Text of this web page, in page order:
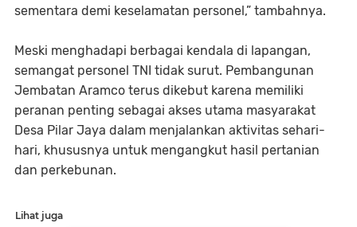
sementara demi keselamatan personel,” tambahnya.
Meski menghadapi berbagai kendala di lapangan,
semangat personel TNI tidak surut. Pembangunan
Jembatan Aramco terus dikebut karena memiliki
peranan penting sebagai akses utama masyarakat
Desa Pilar Jaya dalam menjalankan aktivitas sehari-
hari, khususnya untuk mengangkut hasil pertanian
dan perkebunan.
Lihat juga